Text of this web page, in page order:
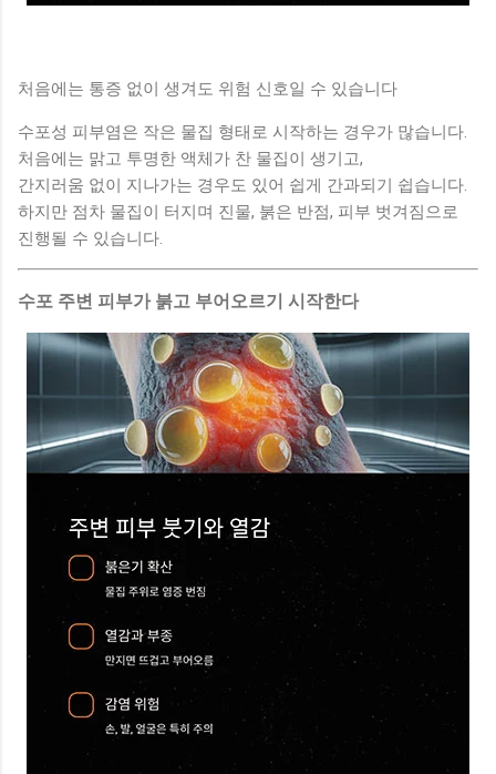
처음에는 통증 없이 생겨도 위험 신호일 수 있습니다
수포성 피부염은 작은 물집 형태로 시작하는 경우가 많습니다.
처음에는 맑고 투명한 액체가 찬 물집이 생기고,
간지러움 없이 지나가는 경우도 있어 쉽게 간과되기 쉽습니다.
하지만 점차 물집이 터지며 진물, 붉은 반점, 피부 벗겨짐으로
진행될 수 있습니다.
수포 주변 피부가 붉고 부어오르기 시작한다